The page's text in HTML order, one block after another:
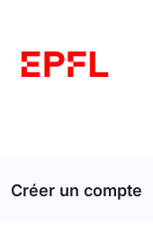
Créer un compte